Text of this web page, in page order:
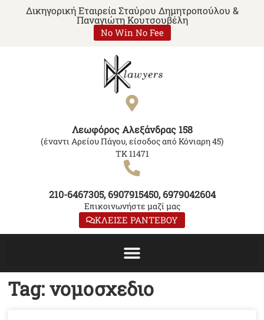
Δικηγορική Εταιρεία Σταύρου Δημητροπούλου &
Παναγιώτη Κουτσουβέλη
No Win No Fee
Λεωφόρος Αλεξάνδρας 158
(έναντι Αρείου Πάγου, είσοδος από Κόνιαρη 45)
ΤΚ 11471
210-6467305, 6907915450, 6979042604
Επικοινωνήστε μαζί μας
ΚΛΕΙΣΕ ΡΑΝΤΕΒΟΥ
Tag: νομοσχεδιο